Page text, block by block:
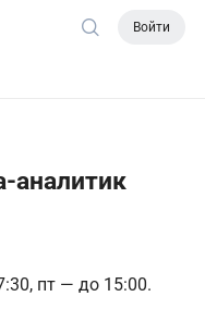
Войти
аналитик
пт — до 15:00.